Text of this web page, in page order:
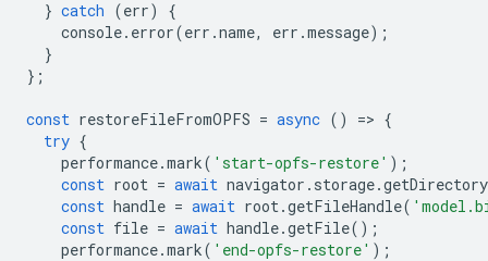
} catch (err)
{
console. error(err .name, err .message);
}
};
const restoreFileFromOPFS = async () => {
try {
performance.mark( 'start-opfs-restore' );
const root = await navigator . storage.getDirectory
const handle = await root.getFileHandle(
const file = await handle.getFile();
performance.mark( 'end-opfs-restore' );